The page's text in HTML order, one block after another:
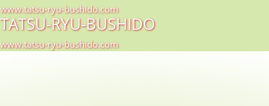
www.tatsu-ryu-bushido.com
TATSU-RYU-BUSHIDO
www.tatsu-ryu-bushido.com